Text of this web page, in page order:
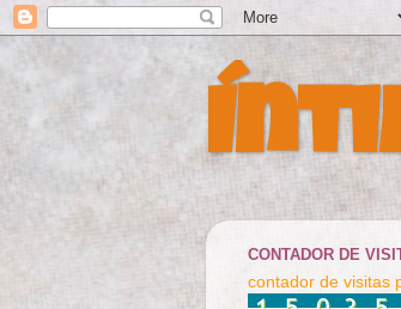
CONTADOR DE
contador de visitas